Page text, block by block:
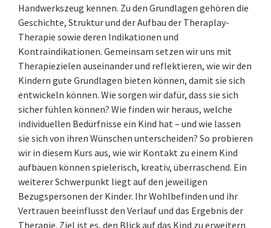
Handwerkszeug kennen. Zu den Grundlagen gehören die
Geschichte, Struktur und der Aufbau der Theraplay-
Therapie sowie deren Indikationen und
Kontraindikationen. Gemeinsam setzen wir uns mit
Therapiezielen auseinander und reflektieren, wie wir den
Kindern gute Grundlagen bieten können, damit sie sich
entwickeln können. Wie sorgen wir dafür, dass sie sich
sicher fühlen können? Wie finden wir heraus, welche
individuellen Bedürfnisse ein Kind hat – und wie lassen
sie sich von ihren Wünschen unterscheiden? So probieren
wir in diesem Kurs aus, wie wir Kontakt zu einem Kind
aufbauen können spielerisch, kreativ, überraschend. Ein
weiterer Schwerpunkt liegt auf den jeweiligen
Bezugspersonen der Kinder. Ihr Wohlbefinden und ihr
Vertrauen beeinflusst den Verlauf und das Ergebnis der
Therapie. Ziel ist es, den Blick auf das Kind zu erweitern